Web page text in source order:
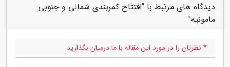
دیدگاه های مرتبط با "افتتاح کمربندی شمالی و جنوبی
مامونیه"
* نظرتان را در مورد این مقاله با ما درمیان بگذارید